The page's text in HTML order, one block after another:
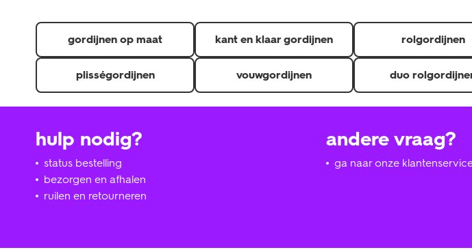
gordijnen op maat kant en klaar gordijnen rolgordijnen
plisségordijnen vouwgordijnen duo
hulp nodig?
status bestelling
bezorgen en afhalen
ruilen en retourneren
andere vraag?
ga naar onze